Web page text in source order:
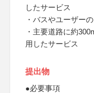
したサービス
・バスやユーザー
・主要道路に約
用したサービス
提出物
●必要事項